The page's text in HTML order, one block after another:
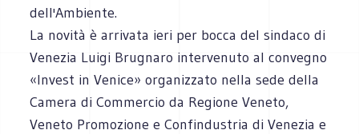
dell'Ambiente.
La novità è arrivata ieri per bocca del sindaco di
Venezia Luigi Brugnaro intervenuto al convegno
«Invest in Venice» organizzato nella sede della
Camera di Commercio da Regione Veneto,
Veneto Promozione e Confindustria di Venezia e